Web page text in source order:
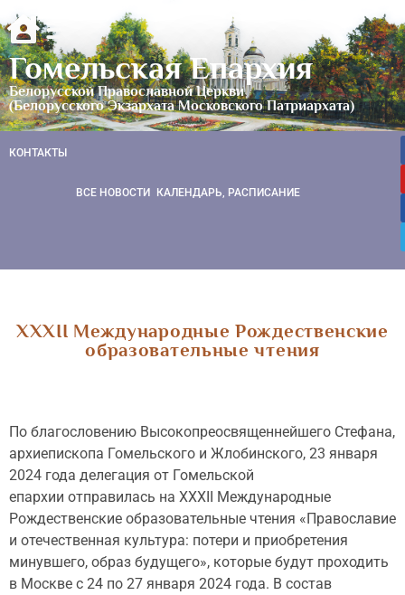
Гомельская Епархия
Белорусской Православной Церкви
(Белорусского Экзархата Московского Патриархата)
КОНТАКТЫ
ВСЕ НОВОСТИ КАЛЕНДАРЬ, РАСПИСАНИЕ
XXXII Международные Рождественские
образовательные чтения
По благословению Высокопреосвященнейшего Стефана,
архиепископа Гомельского и Жлобинского, 23 января
2024 года делегация от Гомельской
епархии отправилась на XXXII Международные
Рождественские образовательные чтения «Православие
и отечественная культура: потери и приобретения
минувшего, образ будущего», которые будут проходить
в Москве с 24 по 27 января 2024 года. В состав